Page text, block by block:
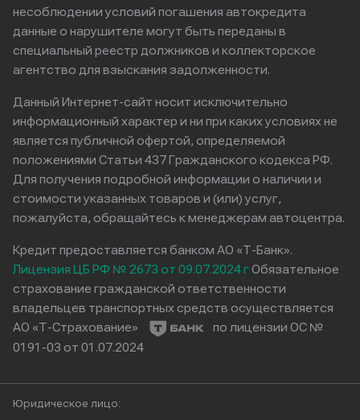
несоблюдении условий погашения автокредита
данные о нарушителе могут быть переданы в
специальный реестр должников и коллекторское
агентство для взыскания задолженности.
Данный Интернет-сайт носит исключительно
информационный характер и ни при каких условиях не
является публичной офертой, определяемой
положениями Статьи 437 Гражданского кодекса РФ.
Для получения подробной информации о наличии и
стоимости указанных товаров и (или) услуг,
пожалуйста, обращайтесь к менеджерам автоцентра.
Кредит предоставляется банком АО «Т-Банк».
Лицензия ЦБ РФ № 2673 от 09.07.2024 гОбязательное
страхование гражданской ответственности
владельцев транспортных средств осуществляется
АО «Т-Страхование»
по лицензии ОС №
0191-03 от 01.07.2024
Юридическое лицо: